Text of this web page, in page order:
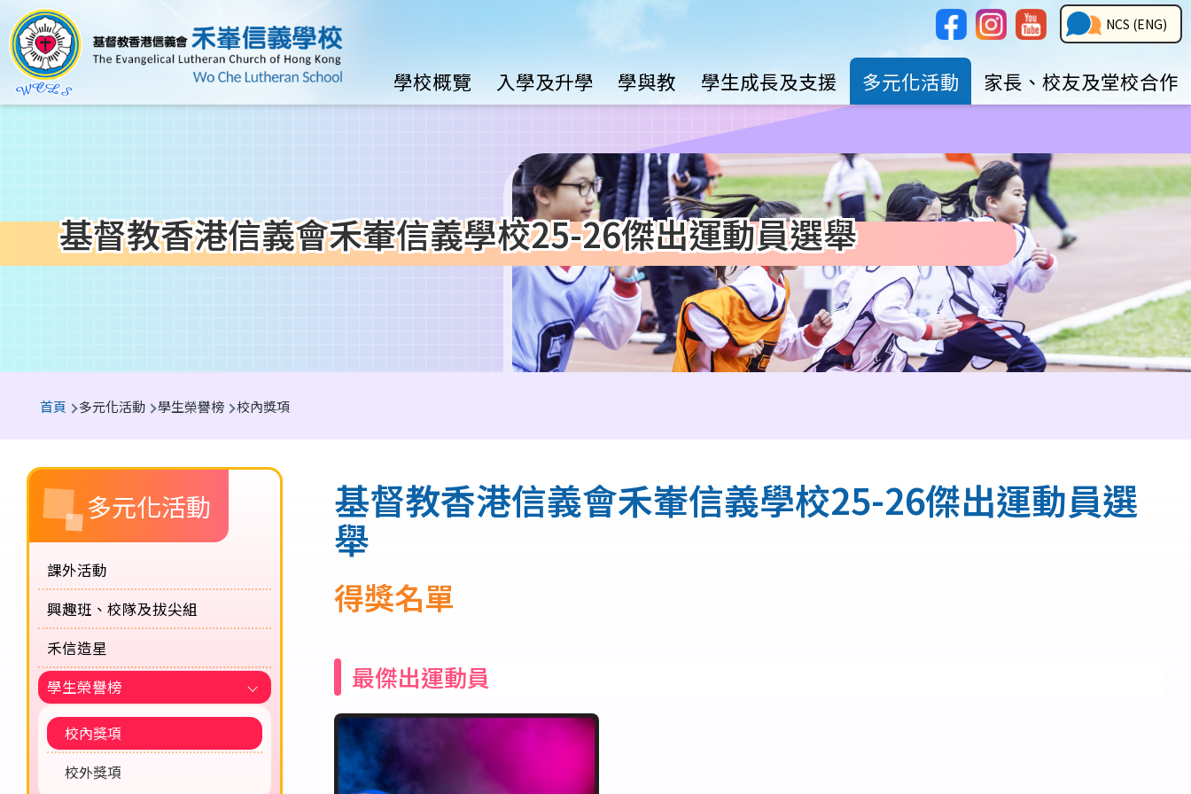
移至主內容
Social
Media
NCS
Button
NCS (ENG)
Main
navigation
學校概覽 入學及升學 學與教 學生成長及支援 多元化活動 家長、校友及堂校合作
基督教香港信義會禾輋信義學校25-26傑出運動員選舉
導
航
連
結
首頁 多元化活動 學生榮譽榜 校內獎項
基督教香港信義會禾輋信義學校25-26傑出運動員選
舉
得獎名單
最傑出運動員
Main
navigation
多元化活動
課外活動
興趣班、校隊及拔尖組
禾信造星
學生榮譽榜
校內獎項
校外獎項